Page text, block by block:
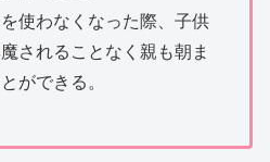
使わなくなった際、子供
されることなく親も朝ま
ができる。